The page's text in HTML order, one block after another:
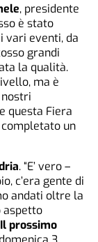
, presidente
è stato
vari eventi, da
grandi
la qualità.
ma è
questa Fiera
un
. “E’ vero –
c’era gente di
andati oltre la
aspetto
Il prossimo